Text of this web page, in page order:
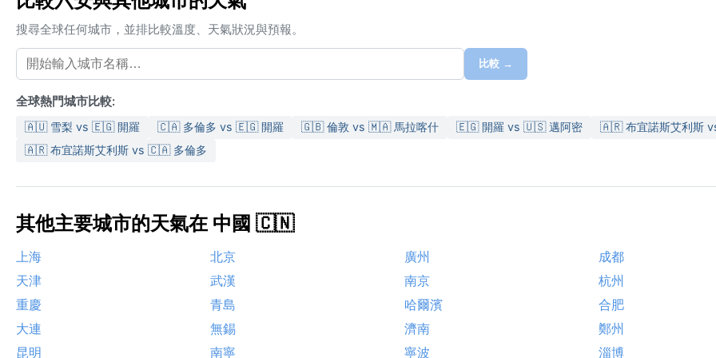
搜尋全球任何城市，並排比較溫度、天氣狀況與預報。
比較 →
全球熱門城市比較:
🇦🇺 雪梨 vs 🇪🇬 開羅 🇨🇦 多倫多 vs 🇪🇬 開羅 🇬🇧 倫敦 vs 🇲🇦 馬拉喀什 🇪🇬 開羅 vs 🇺🇸 邁阿密
🇦🇷 布宜諾斯艾利斯
🇦🇷 布宜諾斯艾利斯 vs 🇨🇦 多倫多
其他主要城市的天氣在 中國 🇨🇳
上海 北京 廣州
成都
天津
武漢 南京
杭州
重慶
青島 哈爾濱
合肥
大連
無錫 濟南
鄭州
昆明
南寧 寧波 淄博